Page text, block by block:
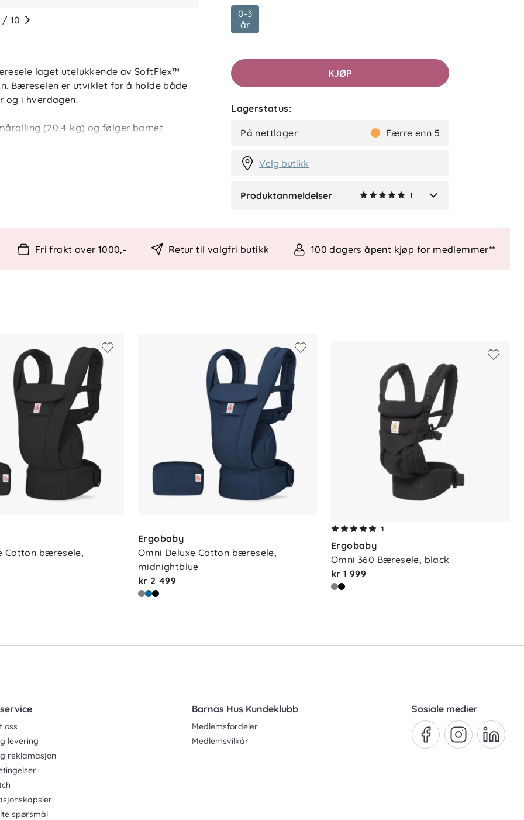
/ 10
laget utelukkende av SoftFlex™
Bæreselen er utviklet for å holde både
og i hverdagen.
(20,4 kg) og følger barnet
0-3
år
KJØP
Lagerstatus:
På nettlager Færre enn 5
Velg butikk
Produktanmeldelser 1
Anmeldelser (1)
I
Fri frakt over 1000,- Retur til valgfri butikk 100 dagers åpent kjøp for medlemmer**
Cotton bæresele,
Ergobaby
Omni Deluxe Cotton bæresele,
midnightblue
kr 2 499
1
Ergobaby
Omni 360 Bæresele, black
kr 1 999
oss
levering
reklamasjon
spørsmål
Barnas Hus Kundeklubb
Medlemsfordeler
Medlemsvilkår
Sosiale medier